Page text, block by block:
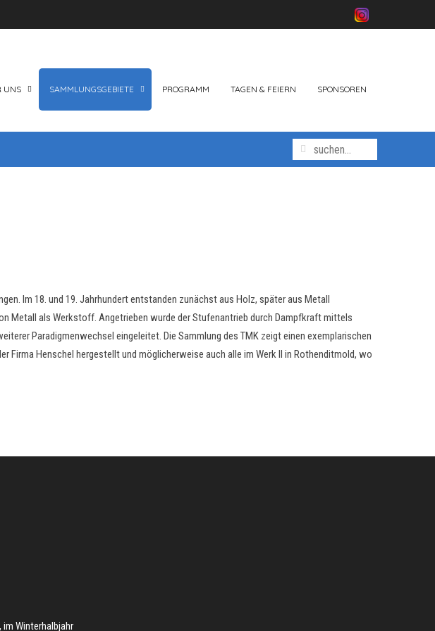
UNS SAMMLUNGSGEBIETE PROGRAMM TAGEN & FEIERN SPONSOREN
Im 18. und 19. Jahrhundert entstanden zunächst aus Holz, später aus Metall
Metall als Werkstoff. Angetrieben wurde der Stufenantrieb durch Dampfkraft mittels
Paradigmenwechsel eingeleitet. Die Sammlung des TMK zeigt einen exemplarischen
Firma Henschel hergestellt und möglicherweise auch alle im Werk II in Rothenditmold, wo
Winterhalbjahr